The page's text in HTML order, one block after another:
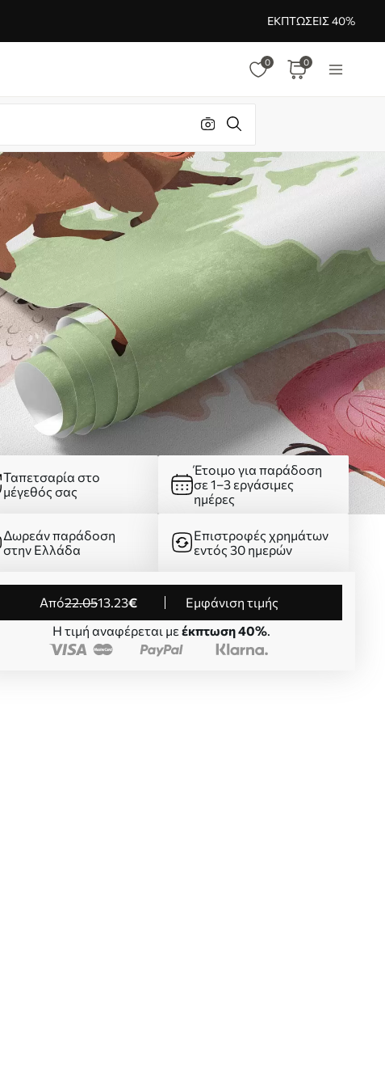
ΕΚΠΤΏΣΕΙΣ 40%
0 0
Ταπετσαρία στο
μέγεθός σας
Έτοιμο για παράδοση
σε 1–3 εργάσιμες
ημέρες
Δωρεάν παράδοση
στην Ελλάδα
Επιστροφές χρημάτων
εντός 30 ημερών
από22.0513.23€
Εμφάνιση τιμής
Η τιμή αναφέρεται με έκπτωση 40%.